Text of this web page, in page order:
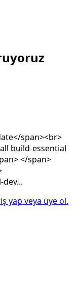
span><br>
build-essential
</span>
yap veya üye ol.